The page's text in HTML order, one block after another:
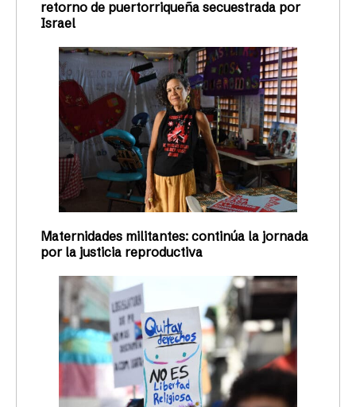
retorno de puertorriqueña secuestrada por
Israel
Maternidades militantes: continúa la jornada
por la justicia reproductiva